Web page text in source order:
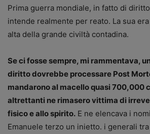
Prima guerra mondiale, in fatto di
intende realmente per reato. La sua
alta della grande civiltà contadina.
Se ci fosse sempre, mi rammentava,
diritto dovrebbe processare Post
mandarono al macello quasi 700,000
altrettanti ne rimasero vittima di
fisico e allo spirito. E ne elencava i
Emanuele terzo un inietto. i generali